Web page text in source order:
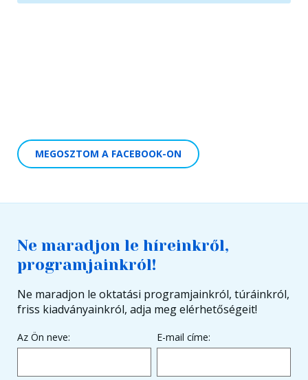
MEGOSZTOM A FACEBOOK-ON
Ne maradjon le híreinkről,
programjainkról!
Ne maradjon le oktatási programjainkról, túráinkról,
friss kiadványainkról, adja meg elérhetőségeit!
Az Ön neve: E-mail címe: